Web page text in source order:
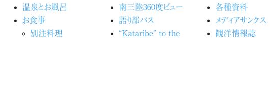
温泉とお風呂
お食事
別注料理
南三陸360度ビュー
語り部バス
“Kataribe” to the
各種資料
メディアサンクス
観洋情報誌